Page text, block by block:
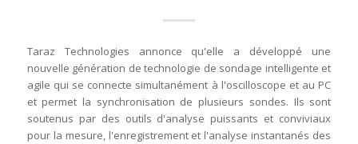
Taraz Technologies annonce qu'elle a développé une
nouvelle génération de technologie de sondage intelligente et
agile qui se connecte simultanément à l'oscilloscope et au PC
et permet la synchronisation de plusieurs sondes. Ils sont
soutenus par des outils d'analyse puissants et conviviaux
pour la mesure, l'enregistrement et l'analyse instantanés des